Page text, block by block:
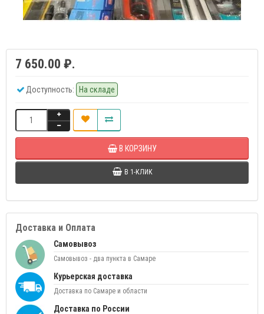
7 650.00 ₽.
Доступность: На складе
В КОРЗИНУ
В 1-КЛИК
Доставка и Оплата
Самовывоз
Самовывоз - два пункта в Самаре
Курьерская доставка
Доставка по Самаре и области
Доставка по России